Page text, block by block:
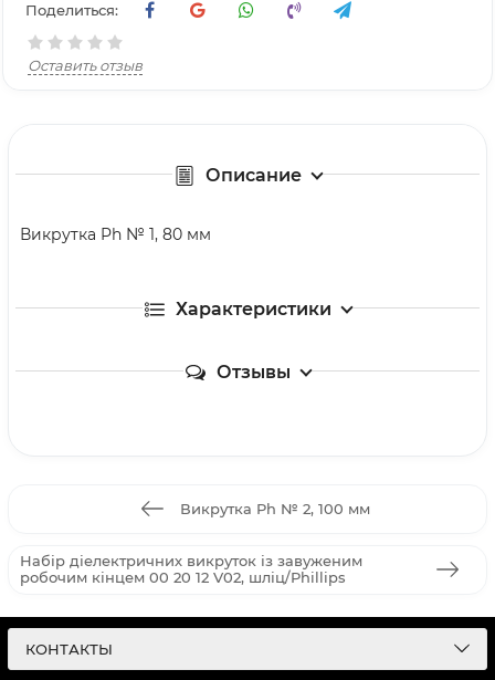
Поделиться:
Оставить отзыв
Описание
Викрутка Ph № 1, 80 мм
Характеристики
Отзывы
Викрутка Ph № 2, 100 мм
Набір діелектричних викруток із завуженим
робочим кінцем 00 20 12 V02, шліц/Phillips
КОНТАКТЫ